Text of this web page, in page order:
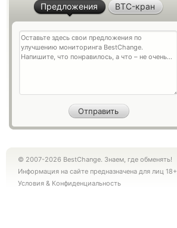
Предложения BTC-кран
© 2007-2026 BestChange. Знаем, где обменять!
Информация на сайте предназначена для лиц 18+
Условия & Конфиденциальность